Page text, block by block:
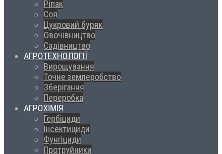
Ріпак
Соя
Цукровий буряк
Овочівництво
Садівництво
АГРОТЕХНОЛОГІЇ
Вирощування
Точне землеробство
Зберігання
Переробка
АГРОХІМІЯ
Гербіциди
Інсектициди
Фунгіциди
Протруйники